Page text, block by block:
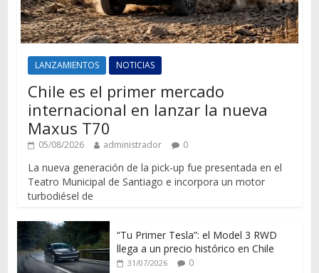
LANZAMIENTOS NOTICIAS
Chile es el primer mercado
internacional en lanzar la nueva
Maxus T70
05/08/2026 administrador 0
La nueva generación de la pick-up fue presentada en el
Teatro Municipal de Santiago e incorpora un motor
turbodiésel de
“Tu Primer Tesla”: el Model 3 RWD
llega a un precio histórico en Chile
31/07/2026 0